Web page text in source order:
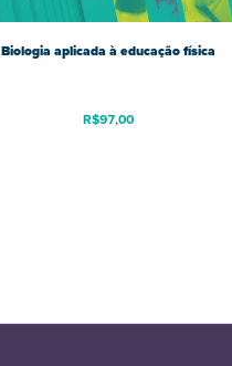
Biologia aplicada à educação física
R$97,00